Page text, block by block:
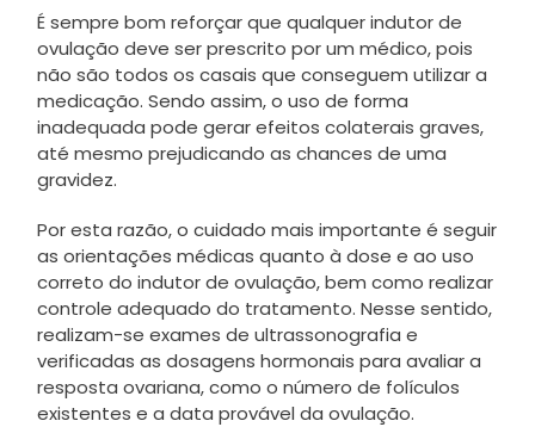
É sempre bom reforçar que qualquer indutor de
ovulação deve ser prescrito por um médico, pois
não são todos os casais que conseguem utilizar a
medicação. Sendo assim, o uso de forma
inadequada pode gerar efeitos colaterais graves,
até mesmo prejudicando as chances de uma
gravidez.
Por esta razão, o cuidado mais importante é seguir
as orientações médicas quanto à dose e ao uso
correto do indutor de ovulação, bem como realizar
controle adequado do tratamento. Nesse sentido,
realizam-se exames de ultrassonografia e
verificadas as dosagens hormonais para avaliar a
resposta ovariana, como o número de folículos
existentes e a data provável da ovulação.